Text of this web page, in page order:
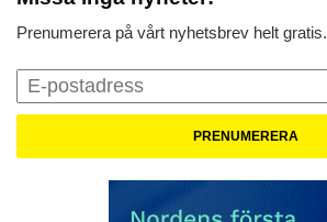
Prenumerera på vårt nyhetsbrev helt gratis.